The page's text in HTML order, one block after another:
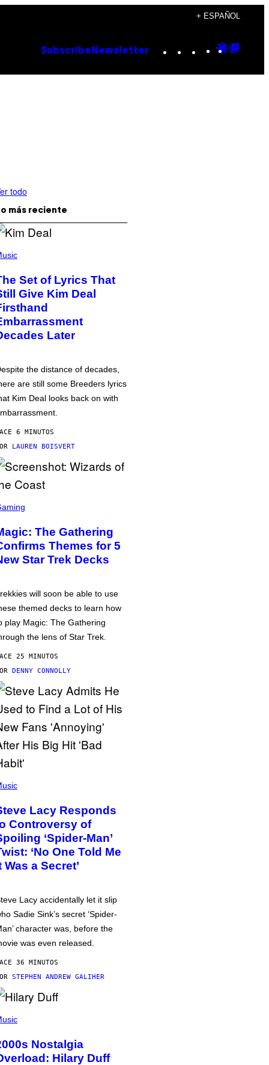
+ ESPAÑOL
Subscribe Newsletter Instagram
TikTok
YouTube
Google
todo
más reciente
Set of Lyrics That
Give Kim Deal
Later
the distance of decades,
are still some Breeders lyrics
Kim Deal looks back on with
6 MINUTOS
LAUREN BOISVERT
The Gathering
Themes for 5
Star Trek Decks
will soon be able to use
themed decks to learn how
play Magic: The Gathering
the lens of Star Trek.
25 MINUTOS
DENNY CONNOLLY
Lacy Responds
Controversy of
‘Spider-Man’
‘No One Told Me
Was a Secret’
Lacy accidentally let it slip
Sadie Sink’s secret ‘Spider-
character was, before the
was even released.
36 MINUTOS
STEPHEN ANDREW GALIHER
Nostalgia
Hilary Duff